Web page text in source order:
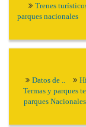
Trenes
parques nacionales
Datos de ..
Termas y parques
parques Nacionales